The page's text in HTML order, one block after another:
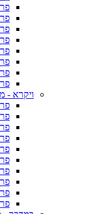
ויקרא -